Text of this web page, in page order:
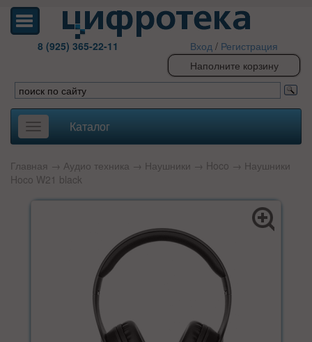
8 (925) 365-22-11 Вход / Регистрация
Наполните корзину
Toggle
navigation
Каталог
Главная → Аудио техника → Наушники → Hoco → Наушники
Hoco W21 black